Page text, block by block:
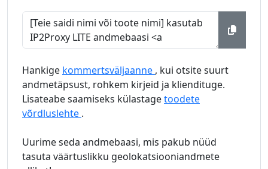
Hankige kommertsväljaanne , kui otsite suurt
andmetäpsust, rohkem kirjeid ja kliendituge.
Lisateabe saamiseks külastagetoodete
võrdluslehte .
Uurime seda andmebaasi, mis pakub nüüd
tasuta väärtuslikku geolokatsiooniandmete